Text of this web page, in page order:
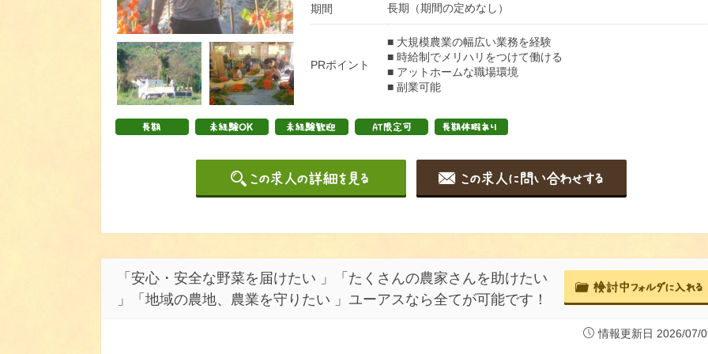
期間 長期（期間の定めなし）
PRポイント
■ 大規模農業の幅広い業務を経験
■ 時給制でメリハリをつけて働ける
■ アットホームな職場環境
■ 副業可能
「安心・安全な野菜を届けたい 」「たくさんの農家さんを助けたい
」「地域の農地、農業を守りたい 」ユーアスなら全てが可能です！
情報更新日 2026/07/